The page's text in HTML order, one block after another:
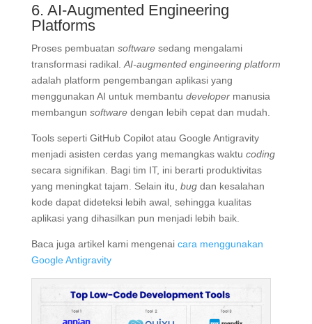
6. AI-Augmented Engineering
Platforms
Proses pembuatan softwaresedang mengalami
transformasi radikal. AI-augmented engineering platform
adalah platform pengembangan aplikasi yang
menggunakan AI untuk membantu developermanusia
membangun softwaredengan lebih cepat dan mudah
Tools seperti GitHub Copilot atau Google Antigravity
menjadi asisten cerdas yang memangkas waktu coding
secara signifikan . Bagi tim IT, ini berarti produktivitas
yang meningkat tajam. Selain itu, bugdan kesalahan
kode dapat dideteksi lebih awal, sehingga kualitas
aplikasi yang dihasilkan pun menjadi lebih baik.
Baca juga artikel kami mengenai cara menggunakan
Google Antigravity